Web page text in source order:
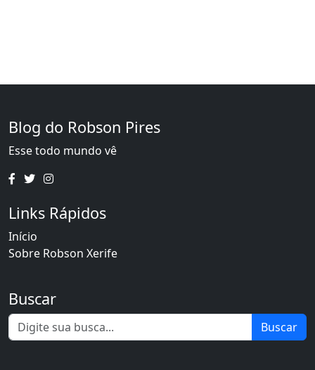
Blog do Robson Pires
Esse todo mundo vê
Links Rápidos
Início
Sobre Robson Xerife
Buscar
Buscar